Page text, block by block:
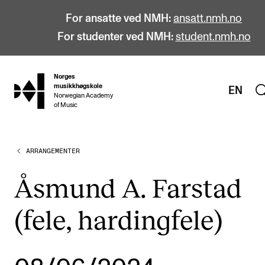
For ansatte ved NMH: ansatt.nmh.no
For studenter ved NMH: student.nmh.no
hjem
Norges
musikkhøgskole
Norwegian Academy
of Music
EN
STUDIER
Alle studier
Bachelor
Master
Årsstudium og videreutdanning
ARRANGEMENTER
Åsmund A. Farstad
(fele, hardingfele)